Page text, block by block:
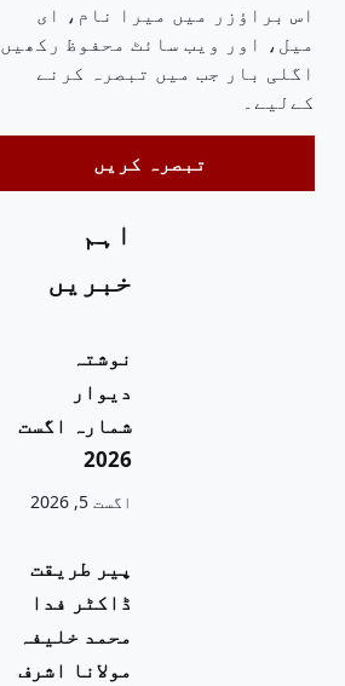
اس براؤزر میں میرا نام، ای
میل، اور ویب سائٹ محفوظ رکھیں
اگلی بار جب میں تبصرہ کرنے
کےلیے۔
اہم
خبریں
نوشتہ
دیوار
شمارہ اگست
2026
اگست 5, 2026
پیر طریقت
ڈاکٹر فدا
محمد خلیفہ
مولانا اشرف